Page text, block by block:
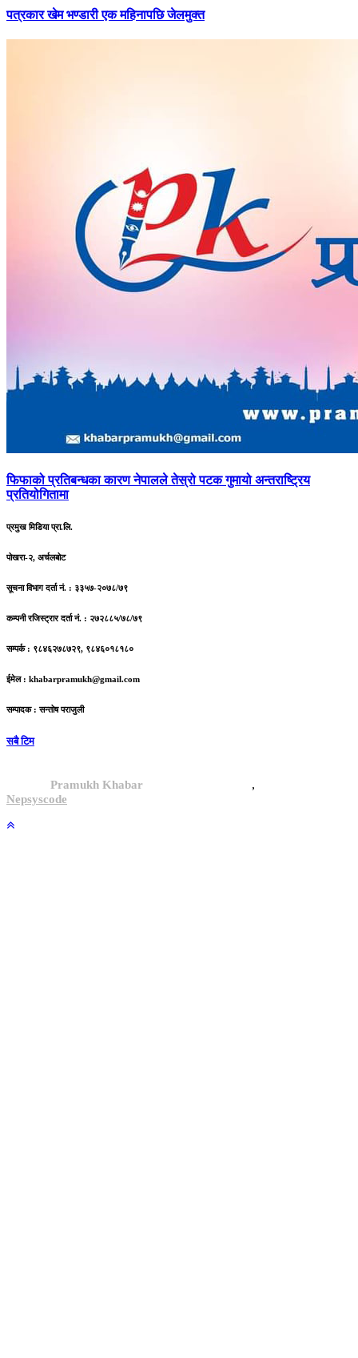
पत्रकारखेम भण्डारी एक महिनापछि जेलमुक्त
फिफाकोप्रतिबन्धका कारण नेपालले तेस्रो पटक गुमायो अन्तराष्ट्रिय
प्रतियोगितामा
प्रमुख मिडिया प्रा.लि.
पोखरा-२, अर्चलबोट
सूचना विभाग दर्ता नं. : ३३५७-२०७८/७९
कम्पनी रजिस्ट्रार दर्ता नं. : २७२८८५/७८/७९
सम्पर्क : ९८४६२७८७२९, ९८४६०१८१८०
ईमेल : khabarpramukh@gmail.com
सम्पादक : सन्तोष पराजुली
सबै टिम
Pramukh Khabar, All rights reserved. ,
Nepsyscode